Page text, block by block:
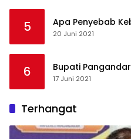
5 Apa Penyebab
20 Juni 2021
6 Bupati
17 Juni 2021
Terhangat